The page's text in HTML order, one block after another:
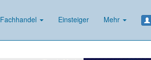
Fachhandel Einsteiger Mehr